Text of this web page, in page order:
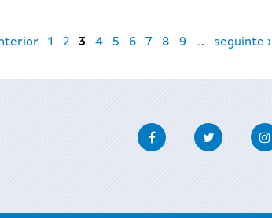
1 2 3 4 5 6 7 8 9 … seguinte ›
FacebookTwitter